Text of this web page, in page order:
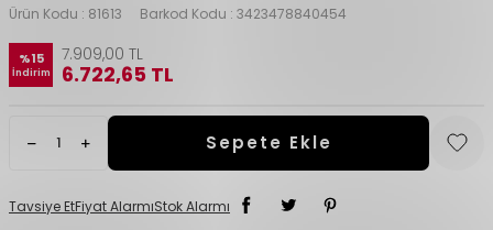
Ürün Kodu : 81613 Barkod Kodu : 3423478840454
%15
İndirim
7.909,00 TL
6.722,65 TL
Sepete Ekle
Tavsiye EtFiyat AlarmıStok Alarmı